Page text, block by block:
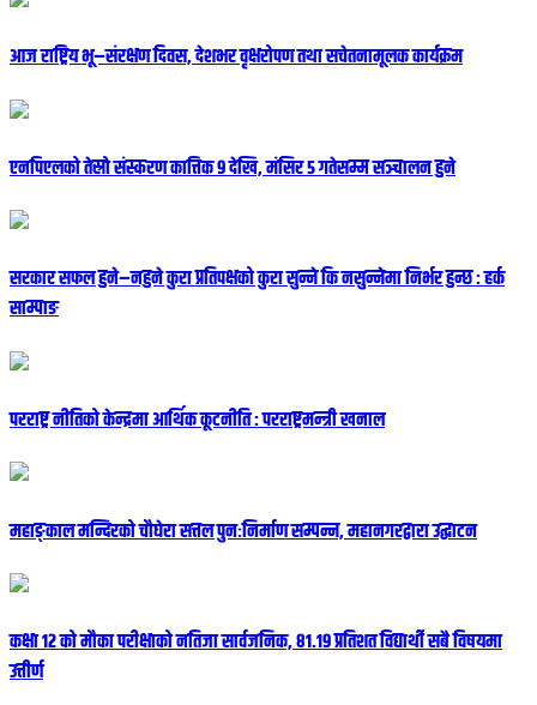
आज राष्ट्रिय भू–संरक्षण दिवस, देशभर वृक्षरोपण तथा सचेतनामूलक कार्यक्रम
एनपिएलको तेस्रो संस्करण कात्तिक ९ देखि, मंसिर ५ गतेसम्म सञ्चालन हुने
सरकार सफल हुने–नहुने कुरा प्रतिपक्षको कुरा सुन्ने कि नसुन्नेमा निर्भर हुन्छ : हर्क
साम्पाङ
परराष्ट्र नीतिको केन्द्रमा आर्थिक कूटनीति : परराष्ट्रमन्त्री खनाल
महाङ्काल मन्दिरको चौघेरा सत्तल पुनःनिर्माण सम्पन्न, महानगरद्वारा उद्घाटन
कक्षा १२ को मौका परीक्षाको नतिजा सार्वजनिक, ८१.१९ प्रतिशत विद्यार्थी सबै विषयमा
उत्तीर्ण